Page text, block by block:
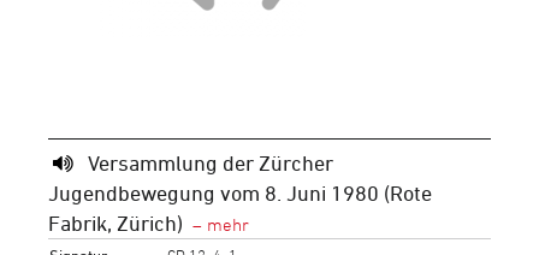
Versammlung der Zürcher
Jugendbewegung vom 8. Juni 1980 (Rote
Fabrik, Zürich)